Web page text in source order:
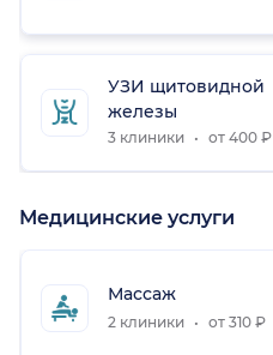
УЗИ щитовидной
железы
3 клиники от 400 ₽
Медицинские услуги
Массаж
2 клиники от 310 ₽